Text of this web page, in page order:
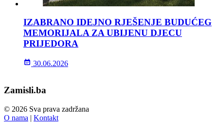
IZABRANO IDEJNO RJEŠENJE BUDUĆEG
MEMORIJALA ZA UBIJENU DJECU
PRIJEDORA
30.06.2026
Zamisli.ba
© 2026 Sva prava zadržana
O nama | Kontakt